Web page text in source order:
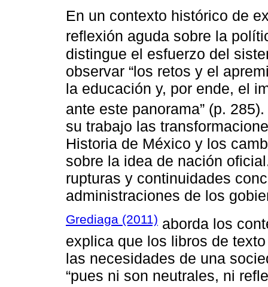
En un contexto histórico de
reflexión aguda sobre la
distingue el esfuerzo del
observar “los retos y el
la educación y, por ende, el
ante este panorama” (p.
su trabajo las
Historia de México y los
sobre la idea de nación
rupturas y continuidades
administraciones de los
Grediaga (2011) aborda los
explica que los libros de
las necesidades de una
“pues ni son neutrales, ni